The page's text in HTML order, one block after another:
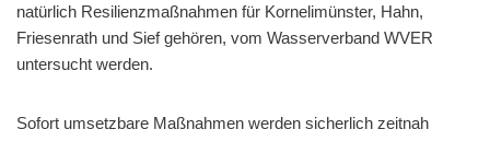
natürlich Resilienzmaßnahmen für Kornelimünster, Hahn,
Friesenrath und Sief gehören, vom Wasserverband WVER
untersucht werden.
Sofort umsetzbare Maßnahmen werden sicherlich zeitnah